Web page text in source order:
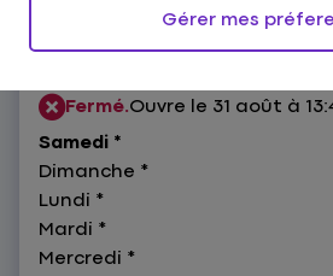
1 rue de la Liberté, 93500
Fermé.Ouvre le 31 août à
Samedi *
Dimanche *
Lundi *
Mardi *
Mercredi *
Gérer mes